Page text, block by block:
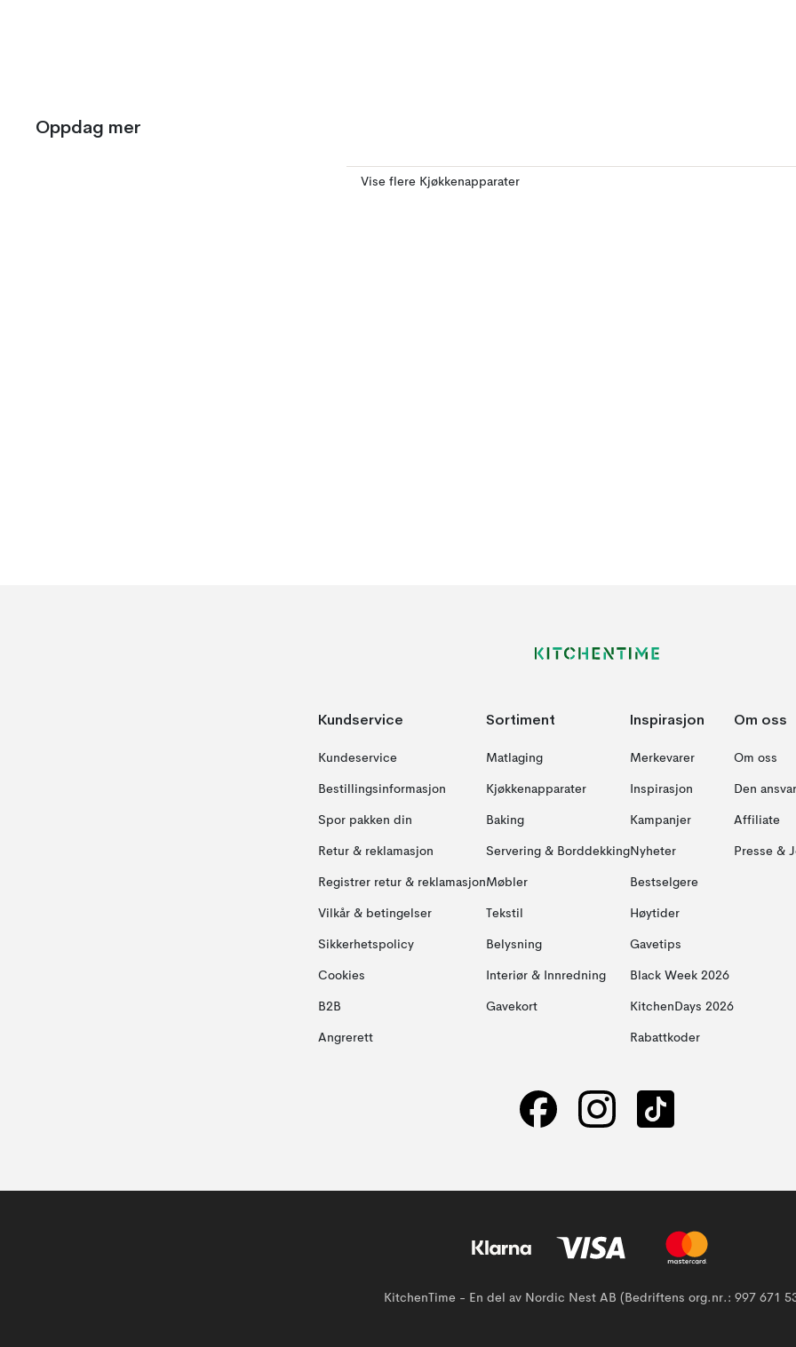
Oppdag mer
Vise flere Kjøkkenapparater
Kundservice
Kundeservice
Bestillingsinformasjon
Spor pakken din
Retur & reklamasjon
Registrer retur & reklamasjon
Vilkår & betingelser
Sikkerhetspolicy
Cookies
B2B
Angrerett
Sortiment
Matlaging
Kjøkkenapparater
Baking
Servering & Borddekking
Møbler
Tekstil
Belysning
Interiør & Innredning
Gavekort
Inspirasjon
Merkevarer
Inspirasjon
Kampanjer
Nyheter
Bestselgere
Høytider
Gavetips
Black Week 2026
KitchenDays 2026
Rabattkoder
Om oss
Om oss
Den
Affiliate
Presse &
KitchenTime - En del av Nordic Nest AB (Bedriftens org.nr.: 997 671